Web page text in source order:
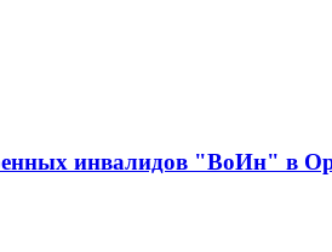
инвалидов "ВоИн" в